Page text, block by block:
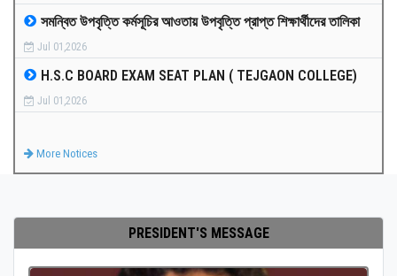
CO-CURRICULUM
RESULTS
সমন্বিত উপবৃত্তি কর্মসূচির আওতায় উপবৃত্তি প্রাপ্ত শিক্ষার্থীদের তালিকা
Jul 01,2026
H.S.C BOARD EXAM SEAT PLAN ( TEJGAON COLLEGE)
Jul 01,2026
More Notices
PRESIDENT'S MESSAGE